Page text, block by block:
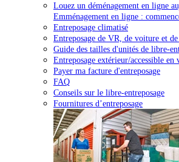
Louez un déménagement en ligne
Emménagement en ligne :
Entreposage climatisé
Entreposage de VR, de voiture et de
Guide des tailles d'unités de libre-
Entreposage extérieur/accessible en
Payer ma facture d'entreposage
FAQ
Conseils sur le libre-entreposage
Fournitures d’entreposage